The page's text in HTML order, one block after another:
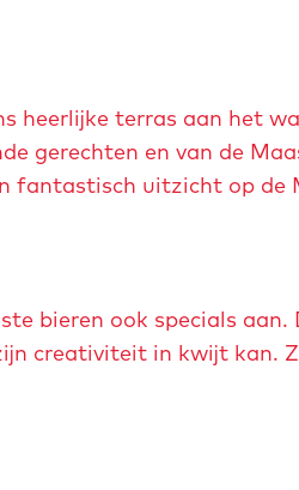
heerlijke terras aan het
gerechten en van de
fantastisch uitzicht op de
bieren ook specials
creativiteit in kwijt kan.